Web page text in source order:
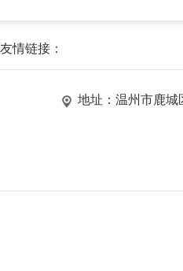
友情链接：
地址：温州市鹿城